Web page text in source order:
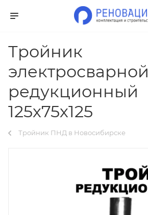
Тройник
электросварной
редукционный
125х75х125
Тройник ПНД в Новосибирске